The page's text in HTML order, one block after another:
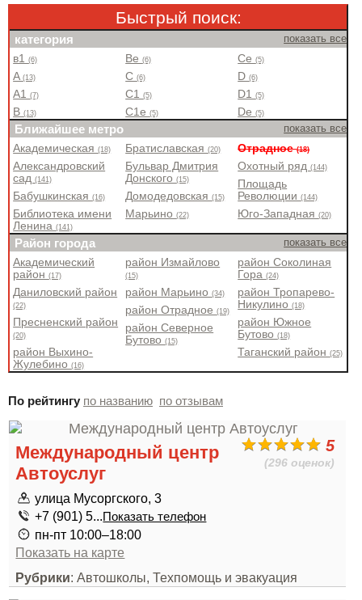
Быстрый поиск:
категория показать все
в1(6)
A(13)
A1(7)
B(13)
Be(6)
C(6)
C1(5)
C1e(5)
Ce(5)
D(6)
D1(5)
De(5)
Ближайшее метро показать все
Академическая(18)
Александровский
сад(141)
Бабушкинская(16)
Библиотека имени
Ленина(141)
Братиславская(20)
Бульвар Дмитрия
Донского(15)
Домодедовская(15)
Марьино(22)
Отрадное(18)
Охотный ряд(144)
Площадь
Революции(144)
Юго-Западная(20)
Район города показать все
Академический
район(17)
Даниловский район
(22)
Пресненский район
(20)
район Выхино-
Жулебино(16)
район Измайлово
(15)
район Марьино(34)
район Отрадное(19)
район Северное
Бутово(15)
район Соколиная
Гора(24)
район Тропарево-
Никулино(18)
район Южное
Бутово(18)
Таганский район(25)
По рейтингу по названию по отзывам
5
(296 оценок)
Международный центр
Автоуслуг
улица Мусоргского, 3
+7 (901) 5...Показать телефон
пн-пт 10:00–18:00
Показать на карте
Рубрики: Автошколы, Техпомощь и эвакуация